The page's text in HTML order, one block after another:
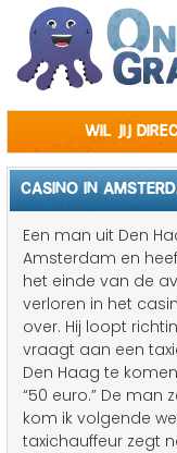
Wil jij
CASINO IN
Een man uit Den
Amsterdam en
het einde van de
verloren in het
over. Hij loopt
vraagt aan een
Den Haag te
“50 euro.” De man
kom ik volgende
taxichauffeur zegt